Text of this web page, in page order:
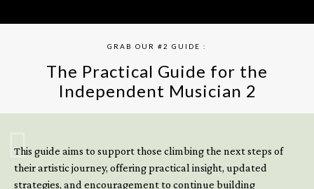
GRAB OUR #2 GUIDE :
The Practical Guide for the
Independent Musician 2
This guide aims to support those climbing the next steps of
their artistic journey, offering practical insight, updated
strategies, and encouragement to continue building